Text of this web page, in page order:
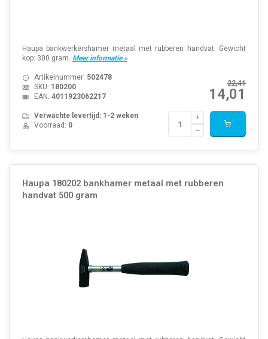
Haupa bankwerkershamer metaal met rubberen handvat. Gewicht
kop: 300 gram. Meer informatie »
22,41
14,01
Artikelnummer: 502478
SKU: 180200
EAN: 4011923062217
Verwachte levertijd: 1-2 weken
Voorraad: 0
Haupa 180202 bankhamer metaal met rubberen
handvat 500 gram